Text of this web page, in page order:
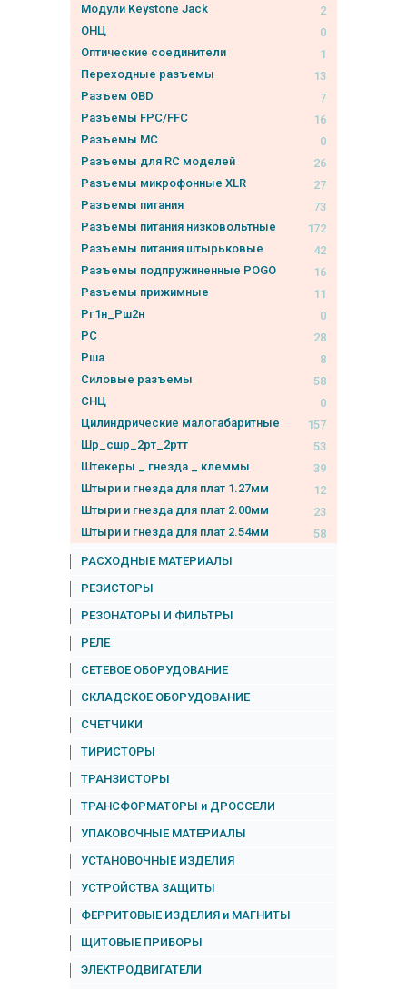
Модули Keystone Jack
2
ОНЦ
0
Оптические соединители
1
Переходные разъемы
13
Разъем OBD
7
Разъемы FPC/FFC
16
Разъемы MC
0
Разъемы для RC моделей
26
Разъемы микрофонные XLR
27
Разъемы питания
73
Разъемы питания низковольтные
172
Разъемы питания штырьковые
42
Разъемы подпружиненные POGO
16
Разъемы прижимные
11
Рг1н_Рш2н
0
РС
28
Рша
8
Силовые разъемы
58
СНЦ
0
Цилиндрические малогабаритные
157
Шр_сшр_2рт_2ртт
53
Штекеры _ гнезда _ клеммы
39
Штыри и гнезда для плат 1.27мм
12
Штыри и гнезда для плат 2.00мм
23
Штыри и гнезда для плат 2.54мм
58
РАСХОДНЫЕ МАТЕРИАЛЫ
РЕЗИСТОРЫ
РЕЗОНАТОРЫ И ФИЛЬТРЫ
РЕЛЕ
СЕТЕВОЕ ОБОРУДОВАНИЕ
СКЛАДСКОЕ ОБОРУДОВАНИЕ
СЧЕТЧИКИ
ТИРИСТОРЫ
ТРАНЗИСТОРЫ
ТРАНСФОРМАТОРЫ и ДРОССЕЛИ
УПАКОВОЧНЫЕ МАТЕРИАЛЫ
УСТАНОВОЧНЫЕ ИЗДЕЛИЯ
УСТРОЙСТВА ЗАЩИТЫ
ФЕРРИТОВЫЕ ИЗДЕЛИЯ и МАГНИТЫ
ЩИТОВЫЕ ПРИБОРЫ
ЭЛЕКТРОДВИГАТЕЛИ